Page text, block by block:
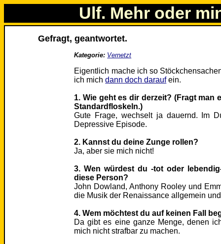
Ulf. Mehr oder
Gefragt, geantwortet.
Kategorie: Vernetzt
Eigentlich mache ich so
ich michdann doch daraufein.
1. Wie geht es dir derzeit? (Fragt man
Standardfloskeln.)
Gute Frage, wechselt ja dauernd. Im
Depressive Episode.
2. Kannst du deine Zunge rollen?
Ja, aber sie mich nicht!
3. Wen würdest du -tot oder
diese Person?
John Dowland, Anthony Rooley und
die Musik der Renaissance allgemein
4. Wem möchtest du auf keinen Fall
Da gibt es eine ganze Menge, denen
mich nicht strafbar zu machen.